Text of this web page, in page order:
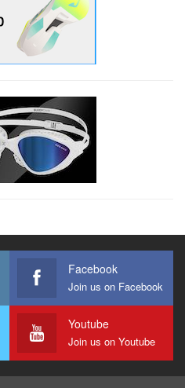
Facebook
Join us on Facebook
Youtube
Join us on Youtube